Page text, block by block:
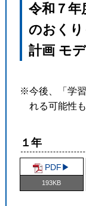
令和７年
のおくり
計画 モ
※今後、「学
れる可能性
１年
PDF▶︎
193KB